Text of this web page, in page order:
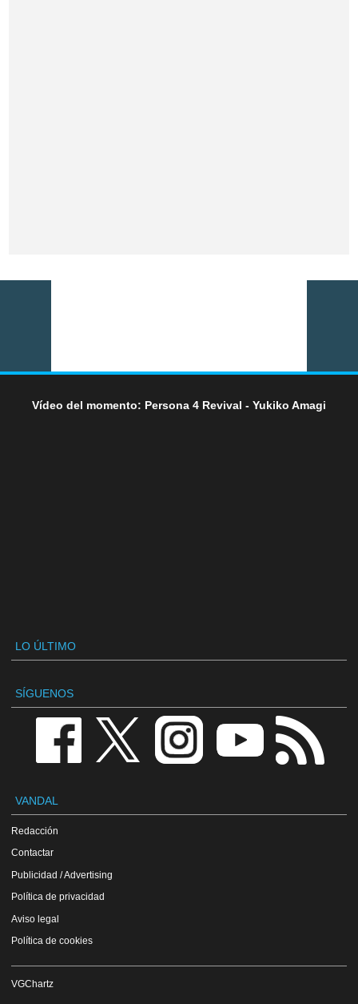
Vídeo del momento: Persona 4 Revival - Yukiko Amagi
LO ÚLTIMO
SÍGUENOS
VANDAL
Redacción
Contactar
Publicidad / Advertising
Política de privacidad
Aviso legal
Política de cookies
VGChartz